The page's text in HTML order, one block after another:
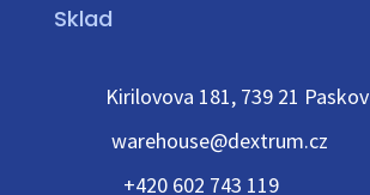
Sklad
Kirilovova 181, 739 21 Paskov
warehouse@dextrum.cz
+420 602 743 119